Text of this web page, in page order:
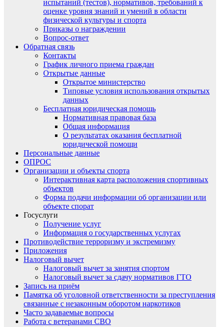
испытаний (тестов), нормативов, требований к
оценке уровня знаний и умений в области
физической культуры и спорта
Приказы о награждении
Вопрос-ответ
Обратная связь
Контакты
График личного приема граждан
Открытые данные
Открытое министерство
Типовые условия использования открытых
данных
Бесплатная юридическая помощь
Нормативная правовая база
Общая информация
О результатах оказания бесплатной
юридической помощи
Персональные данные
ОПРОС
Организации и объекты спорта
Интерактивная карта расположения спортивных
объектов
Форма подачи информации об организации или
объекте спорат
Госуслуги
Получение услуг
Информация о государственных услугах
Противодействие терроризму и экстремизму
Приложения
Налоговый вычет
Налоговый вычет за занятия спортом
Налоговый вычет за сдачу нормативов ГТО
Запись на приём
Памятка об уголовной ответственности за преступления
связанные с незаконным оборотом наркотиков
Часто задаваемые вопросы
Работа с ветеранами СВО